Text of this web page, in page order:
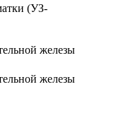
(УЗ-
железы
железы